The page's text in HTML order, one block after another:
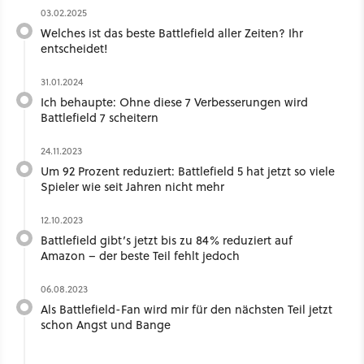
03.02.2025
Welches ist das beste Battlefield aller Zeiten? Ihr
entscheidet!
31.01.2024
Ich behaupte: Ohne diese 7 Verbesserungen wird
Battlefield 7 scheitern
24.11.2023
Um 92 Prozent reduziert: Battlefield 5 hat jetzt so viele
Spieler wie seit Jahren nicht mehr
12.10.2023
Battlefield gibt’s jetzt bis zu 84% reduziert auf
Amazon – der beste Teil fehlt jedoch
06.08.2023
Als Battlefield-Fan wird mir für den nächsten Teil jetzt
schon Angst und Bange